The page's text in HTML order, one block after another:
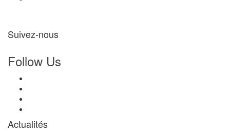
Suivez-nous
Follow Us
Actualités